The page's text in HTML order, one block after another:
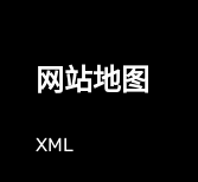
网站地图
XML